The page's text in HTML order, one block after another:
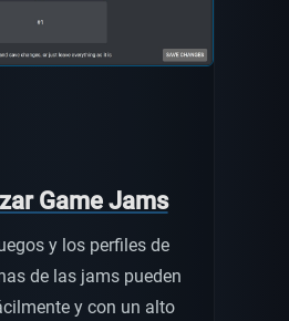
Game Jams
y los perfiles de
de las jams pueden
y con un alto